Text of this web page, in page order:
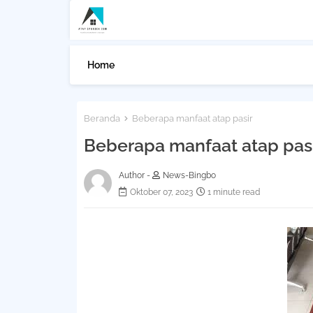
Home
Beranda Beberapa manfaat atap pasir
Beberapa manfaat atap
Author -
News-Bingbo
Oktober 07, 2023
1 minute read